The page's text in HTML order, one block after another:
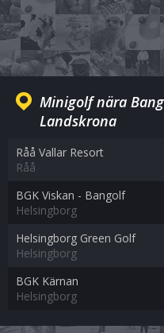
Minigolf nära
Landskrona
Råå Vallar Resort
Råå
BGK Viskan - Bangolf
Helsingborg
Helsingborg Green Golf
Helsingborg
BGK Kärnan
Helsingborg